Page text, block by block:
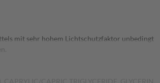
mit sehr hohem Lichtschutzfaktor unbedingt